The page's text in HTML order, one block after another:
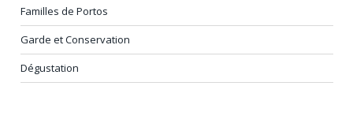
Familles de Portos
Garde et Conservation
Dégustation